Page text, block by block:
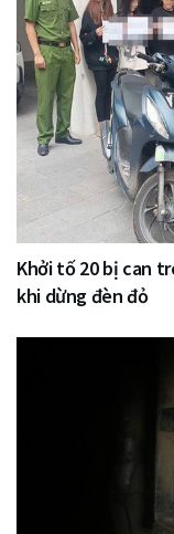
Khởi tố 20 bị can
khi dừng đèn đỏ